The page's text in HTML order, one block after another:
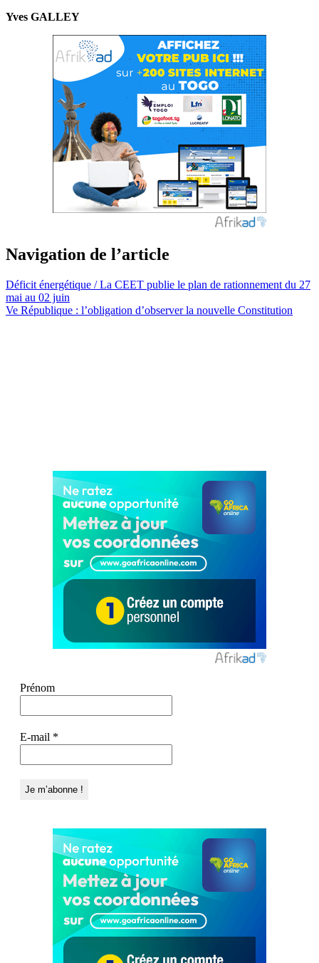
Yves GALLEY
Navigation de l’article
Déficit énergétique / La CEET publie le plan de rationnement du 27
mai au 02 juin
Ve République : l’obligation d’observer la nouvelle Constitution
Prénom
E-mail *